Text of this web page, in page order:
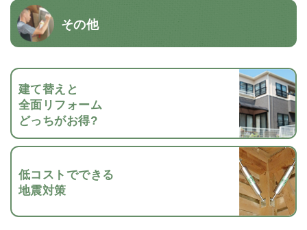
その他
建て替えと
全面リフォーム
どっちがお得?
低コストでできる
地震対策